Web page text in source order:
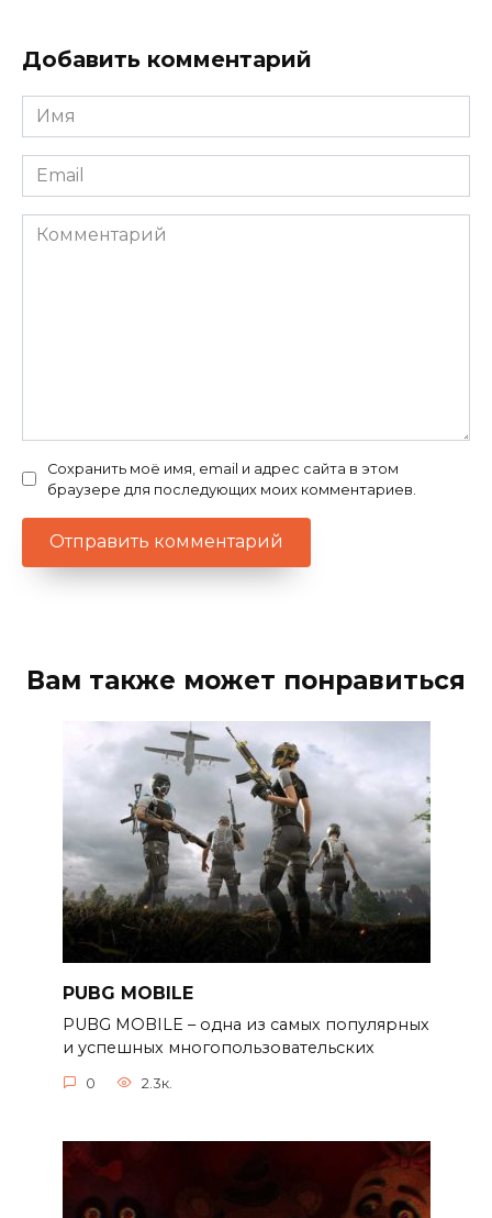
Добавить комментарий
Имя
*
Email
*
Комментарий
Сохранить моё имя, email и адрес сайта в этом
браузере для последующих моих комментариев.
Вам также может понравиться
PUBG MOBILE
PUBG MOBILE – одна из самых популярных
и успешных многопользовательских
0 2.3к.